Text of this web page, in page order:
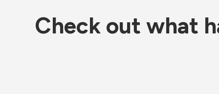
Check out what